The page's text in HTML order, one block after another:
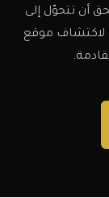
أن تتحوّل إلى
لاكتشاف موقع